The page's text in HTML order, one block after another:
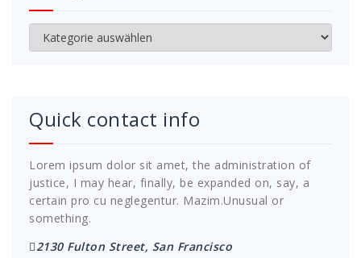
Kategorien
Quick contact info
Lorem ipsum dolor sit amet, the administration of
justice, I may hear, finally, be expanded on, say, a
certain pro cu neglegentur. Mazim.Unusual or
something.
2130 Fulton Street, San Francisco